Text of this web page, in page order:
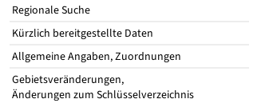
Regionale Suche
Kürzlich bereitgestellte Daten
Allgemeine Angaben, Zuordnungen
Gebietsveränderungen,
Änderungen zum Schlüsselverzeichnis